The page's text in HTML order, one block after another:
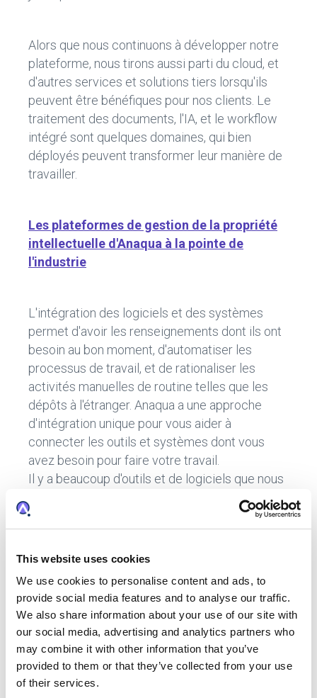
This website uses cookies
We use cookies to personalise content and ads, to
provide social media features and to analyse our traffic.
We also share information about your use of our site with
our social media, advertising and analytics partners who
may combine it with other information that you’ve
provided to them or that they’ve collected from your use
of their services.
Alors que nous continuons à développer notre
plateforme, nous tirons aussi parti du cloud, et
d'autres services et solutions tiers lorsqu'ils
peuvent être bénéfiques pour nos clients. Le
traitement des documents, l'IA, et le workflow
intégré sont quelques domaines, qui bien
déployés peuvent transformer leur manière de
travailler.
Les plateformes de gestion de la propriété
intellectuelle d'Anaqua à la pointe de
l'industrie
L'intégration des logiciels et des systèmes
permet d'avoir les renseignements dont ils ont
besoin au bon moment, d'automatiser les
processus de travail, et de rationaliser les
activités manuelles de routine telles que les
dépôts à l'étranger. Anaqua a une approche
d'intégration unique pour vous aider à
connecter les outils et systèmes dont vous
avez besoin pour faire votre travail.
Il y a beaucoup d'outils et de logiciels que nous
avons intégrés dans les plateformes de gestion
de la PI d'Anaqua -
AQX® Law
Firm, andPATTSY WAVE®. Notamment les
analyses
AcclaimIP™ analytics
brevets à l’international, et bien plus.
Intégration flexible avec les outils que vous
utilisez quotidiennement
Il y a trois ans, nous avons constaté un besoin